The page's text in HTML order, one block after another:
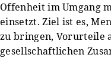
Offenheit im Umgang
einsetzt. Ziel ist es,
zu bringen, Vorurteile
gesellschaftlichen